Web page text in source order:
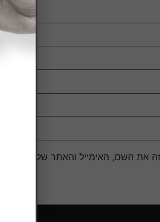
את השם, האימייל והאתר שלי לפעם